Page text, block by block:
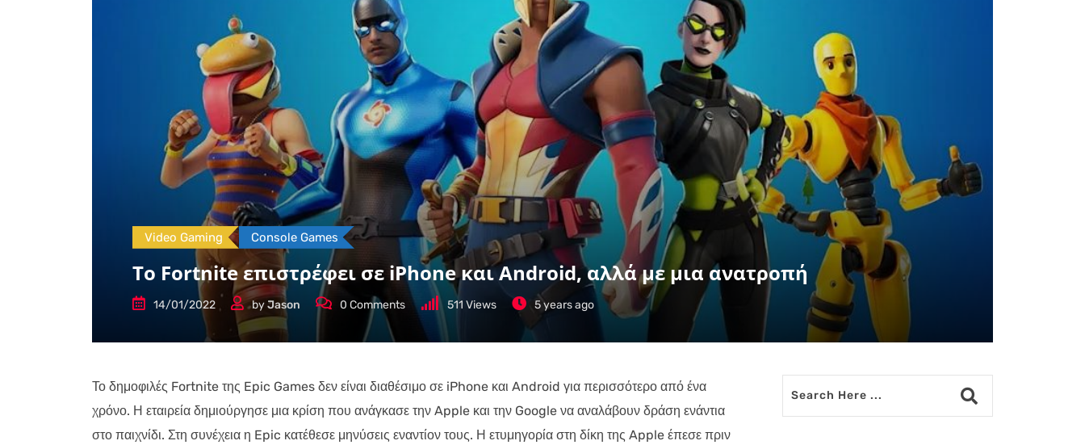
Video Gaming Console Games
Το Fortnite επιστρέφει σε iPhone και Android, αλλά με μια ανατροπή
14/01/2022 byJason 0 Comments 511 Views 5 years ago
Το δημοφιλές Fortnite της Epic Games δεν είναι διαθέσιμο σε iPhone και Android για περισσότερο από ένα
χρόνο. Η εταιρεία δημιούργησε μια κρίση που ανάγκασε την Apple και την Google να αναλάβουν δράση ενάντια
στο παιχνίδι. Στη συνέχεια η Epic κατέθεσε μηνύσεις εναντίον τους. Η ετυμηγορία στη δίκη της Apple έπεσε πριν